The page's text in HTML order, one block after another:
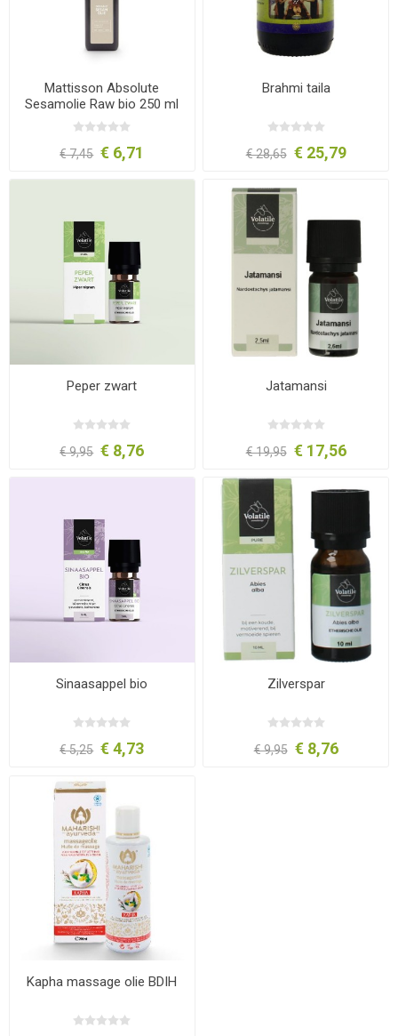
Mattisson Absolute
Sesamolie Raw bio 250 ml
€ 7,45 € 6,71
Brahmi taila
€ 28,65 € 25,79
Peper zwart
€ 9,95 € 8,76
Jatamansi
€ 19,95 € 17,56
Sinaasappel bio
€ 5,25 € 4,73
Zilverspar
€ 9,95 € 8,76
Kapha massage olie BDIH